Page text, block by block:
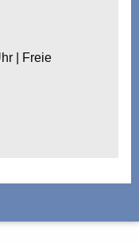
| Freie